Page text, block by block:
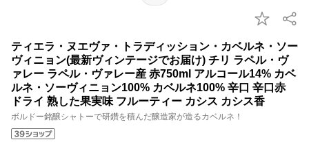
ティエラ・ヌエヴァ・トラディッション・カベルネ・ソー
ヴィニョン(最新ヴィンテージでお届け) チリ ラペル・ヴ
ァレー ラペル・ヴァレー産 赤750ml アルコール14% カベ
ルネ・ソーヴィニョン100% カベルネ100% 辛口 辛口赤
ドライ 熟した果実味 フルーティー カシス カシス香
ボルドー銘醸シャトーで研鑽を積んだ醸造家が造るカベルネ！